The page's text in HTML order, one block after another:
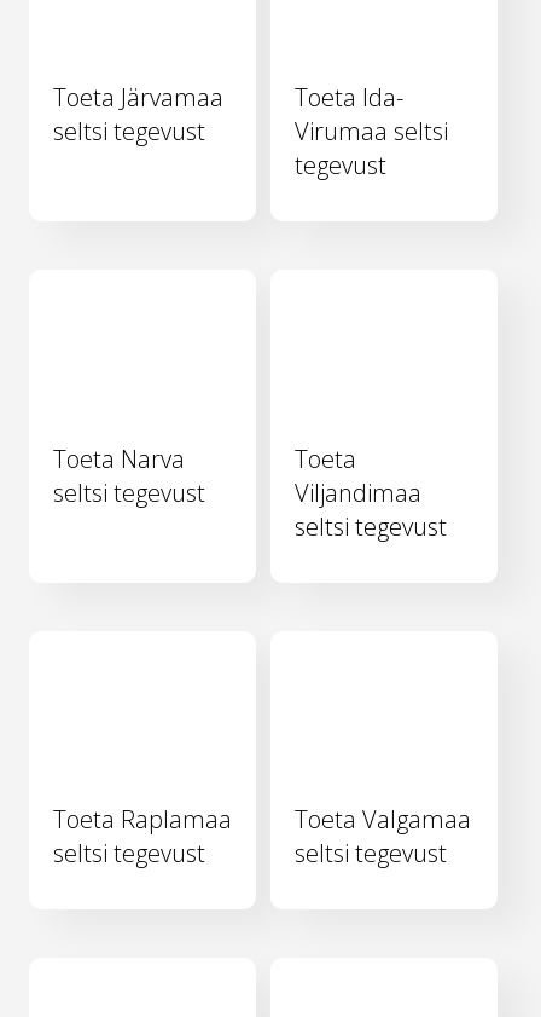
Toeta Järvamaa
seltsi tegevust
Toeta Ida-
Virumaa seltsi
tegevust
Toeta Narva
seltsi tegevust
Toeta
Viljandimaa
seltsi tegevust
Toeta Raplamaa
seltsi tegevust
Toeta Valgamaa
seltsi tegevust